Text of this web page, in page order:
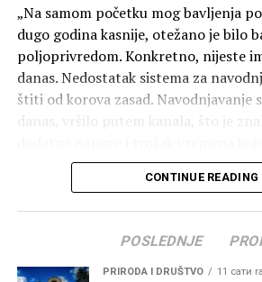
na lokaciji sa koje će se moći efikasno
teritorija opštine i omogućiti brz
dijelovima Zete”, kazao je Asanović.
„Na samom početku mog bavljenja
dugo godina kasnije, otežano je bilo
poljoprivredom. Konkretno, nijeste
danas. Nedostatak sistema za
štiti od korova zasad. Navodnjavanje
danas, vršilo putem kanala, što je
za praćenje i nadgledanje. Takođe,
vrste usjeva koji daju poprilično veći
Uz to, dostupan je ogroman izbor
sam ja počinjao da se bavim ovim
podatak da je rijetko ko u Zeti sadio
CONTINUE READING
POSLEDNJE
PRIRODA I DRUŠTVO 11 сати